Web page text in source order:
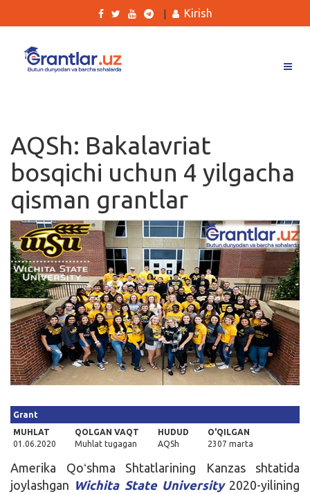
Ishlar
Kurslar
Blog
Yana
Qidirish
Kirish
Kirish
AQSh: Bakalavriat
bosqichi uchun 4 yilgacha
qisman grantlar
Grant
MUHLAT
01.06.2020
QOLGAN VAQT
Muhlat tugagan
HUDUD
AQSh
O'QILGAN
2307 marta
Amerika Qoʻshma Shtatlarining Kanzas shtatida
joylashgan Wichita State University2020-yilining